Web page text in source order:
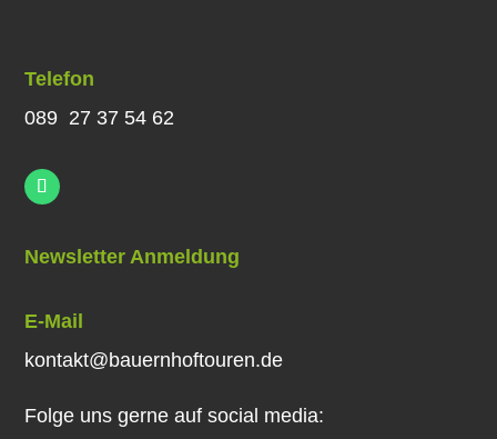
Telefon
089 27 37 54 62
Newsletter Anmeldung
E-Mail
kontakt@bauernhoftouren.de
Folge uns gerne auf social media: